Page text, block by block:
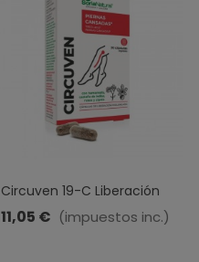
Circuven 19-C Liberación
Prolongada · Soria Natural ·
30 Cápsulas
11,05 € (impuestos inc.)